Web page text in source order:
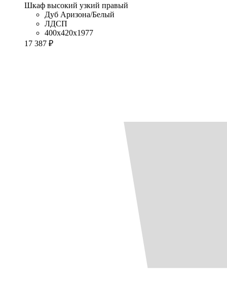
Шкаф высокий узкий правый
Дуб Аризона/Белый
ЛДСП
400x420x1977
17 387 ₽